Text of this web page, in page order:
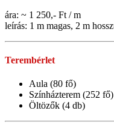
ára: ~ 1 250,- Ft / m
leírás: 1 m magas, 2 m
Terembérlet
Aula (80 fő)
Színházterem (252 fő)
Öltözők (4 db)